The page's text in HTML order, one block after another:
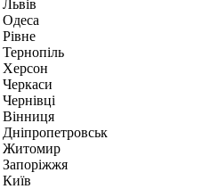
Львів
Одеса
Рівне
Тернопіль
Херсон
Черкаси
Чернівці
Вінниця
Дніпропетровськ
Житомир
Запоріжжя
Київ